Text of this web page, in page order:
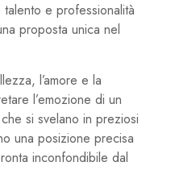
e professionalità
proposta unica nel
l’amore e la
l’emozione di un
si svelano in preziosi
una posizione precisa
inconfondibile dal